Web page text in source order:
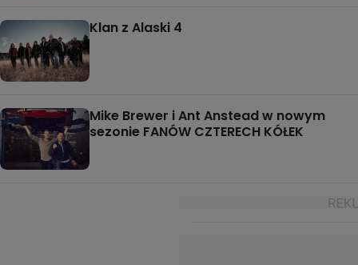
Klan z Alaski 4
Mike Brewer i Ant Anstead w nowym
sezonie FANÓW CZTERECH KÓŁEK